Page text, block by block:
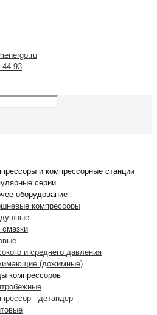
44-93
и компрессорные станции
серии
оборудование
компрессоры
смазки
и среднего давления
(дожимные)
компрессоров
- детандер